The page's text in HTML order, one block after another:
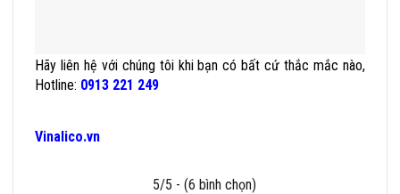
Hãy liên hệ với chúng tôi khi bạn có bất cứ thắc mắc nào,
Hotline: 0913 221 249
Vinalico.vn
5/5 - (6 bình chọn)